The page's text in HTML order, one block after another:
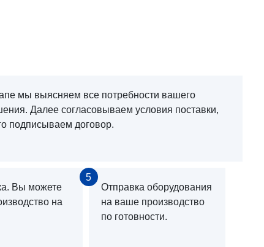
мы выясняем все потребности вашего
Далее согласовываем условия поставки,
подписываем договор.
Вы можете
на
5
Отправка оборудования
на ваше производство
по готовности.